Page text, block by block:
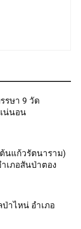
รษา 9 วัด
น่นอน
นแก้วรัตนาราม)
เภอสันป่าตอง
าไหน่ อำเภอ